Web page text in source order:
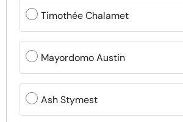
Cursos
Recursos
Comunidad
Encuentra un terapeuta
Timothée Chalamet
Mayordomo Austin
Ash Stymest